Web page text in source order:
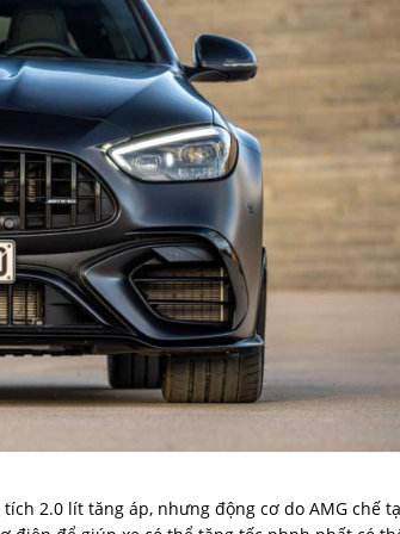
2.0 lít tăng áp, nhưng động cơ do AMG chế